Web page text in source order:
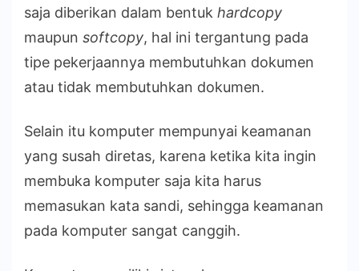
saja diberikan dalam bentuk hardcopy
maupun softcopy, hal ini tergantung pada
tipe pekerjaannya membutuhkan dokumen
atau tidak membutuhkan dokumen.
Selain itu komputer mempunyai keamanan
yang susah diretas, karena ketika kita ingin
membuka komputer saja kita harus
memasukan kata sandi, sehingga keamanan
pada komputer sangat canggih.